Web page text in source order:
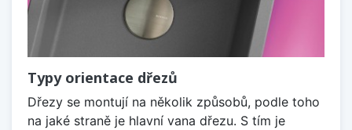
Typy orientace dřezů
Dřezy se montují na několik způsobů, podle toho
na jaké straně je hlavní vana dřezu. S tím je